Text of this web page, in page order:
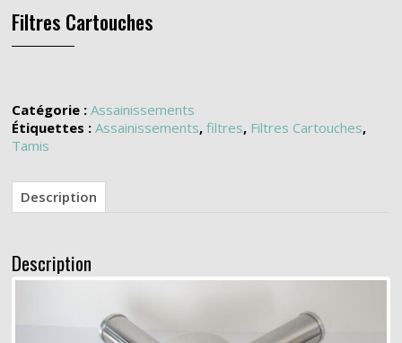
Filtres Cartouches
Catégorie :Assainissements
Étiquettes :Assainissements,filtres, Filtres Cartouches,
Tamis
Description
Description